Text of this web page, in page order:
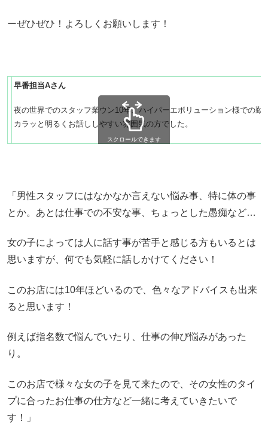
ーぜひぜひ！よろしくお願いします！
早番担当Aさん
夜の世界でのスタッフ業ウン10年、ハイパーエボリューション様での勤
カラッと明るくお話ししやすい雰囲気の方でした。
スクロールできます
「男性スタッフにはなかなか言えない悩み事、特に体の事
とか。あとは仕事での不安な事、ちょっとした愚痴など…
女の子によっては人に話す事が苦手と感じる方もいるとは
思いますが、何でも気軽に話しかけてください！
このお店には10年ほどいるので、色々なアドバイスも出来
ると思います！
例えば指名数で悩んでいたり、仕事の伸び悩みがあった
り。
このお店で様々な女の子を見て来たので、その女性のタイ
プに合ったお仕事の仕方など一緒に考えていきたいで
す！」